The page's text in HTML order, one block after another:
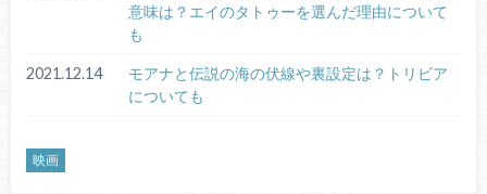
意味は？エイのタトゥーを選んだ理由について
も
2021.12.14
モアナと伝説の海の伏線や裏設定は？トリビア
についても
映画